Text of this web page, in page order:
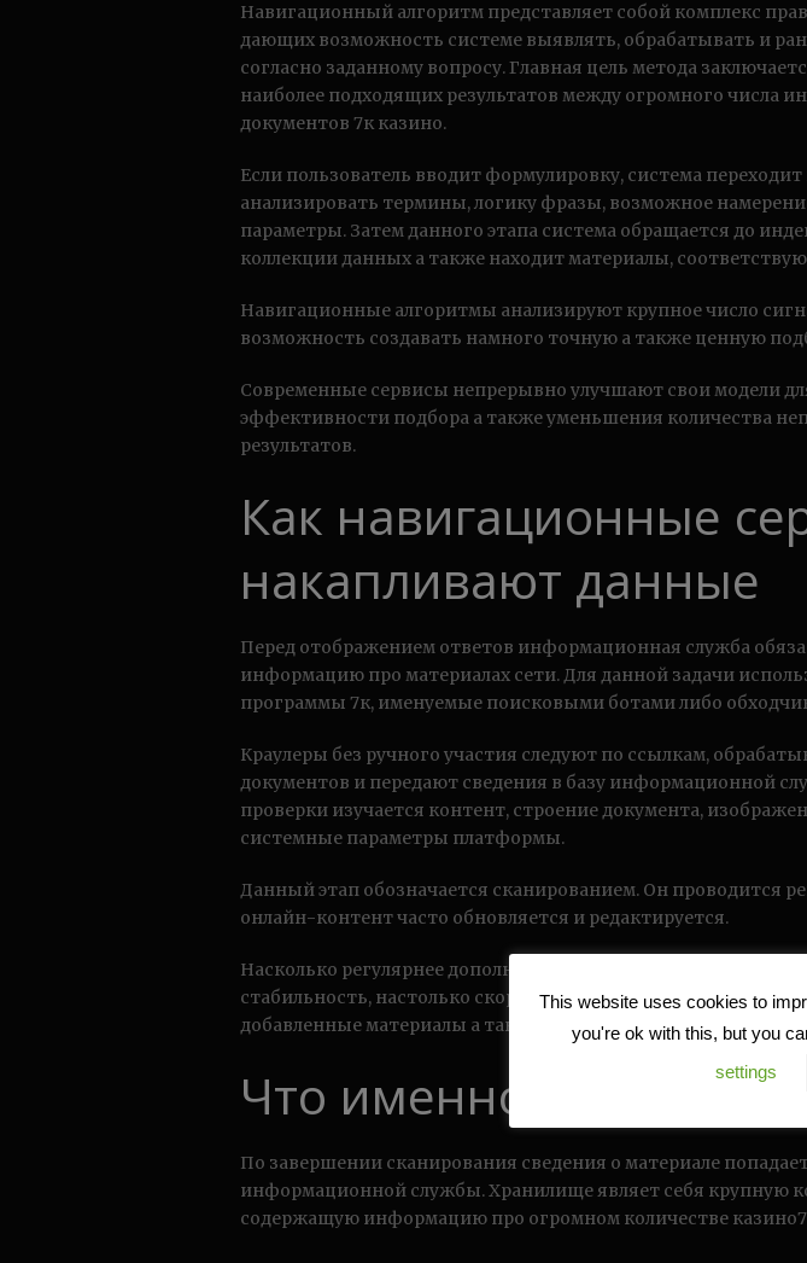
Навигационный алгоритм представляет собой комплекс
дающих возможность системе выявлять, обрабатывать и
согласно заданному вопросу. Главная цель метода
наиболее подходящих результатов между огромного числа
документов 7к казино.
Если пользователь вводит формулировку, система
анализировать термины, логику фразы, возможное
параметры. Затем данного этапа система обращается до
коллекции данных а также находит материалы,
Навигационные алгоритмы анализируют крупное число
возможность создавать намного точную а также ценную
Современные сервисы непрерывно улучшают свои модели
эффективности подбора а также уменьшения количества
результатов.
Как навигационные
накапливают данные
Перед отображением ответов информационная служба
информацию про материалах сети. Для данной задачи
программы 7к, именуемые поисковыми ботами либо
Краулеры без ручного участия следуют по ссылкам,
документов и передают сведения в базу информационной
проверки изучается контент, строение документа,
системные параметры платформы.
Данный этап обозначается сканированием. Он проводится
онлайн-контент часто обновляется и редактируется.
Насколько регулярнее дополняется ресурс и насколько лучше
стабильность, настолько скорее обходящий бот имеет
добавленные материалы а также обновления.
Что именно такое
По завершении сканирования сведения о материале
информационной службы. Хранилище являет себя крупную
содержащую информацию про огромном количестве
This website uses cookies to
you're ok with this, but you
settings